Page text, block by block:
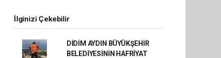
İlginizi Çekebilir
DİDİM AYDIN BÜYÜKŞEHİR
BELEDİYESİNİN HAFRİYAT